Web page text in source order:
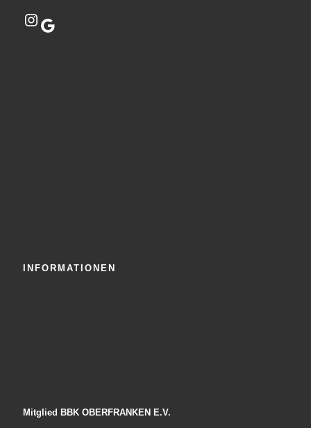
Instagram
Google
INFORMATIONEN
Mitglied BBK OBERFRANKEN E.V.